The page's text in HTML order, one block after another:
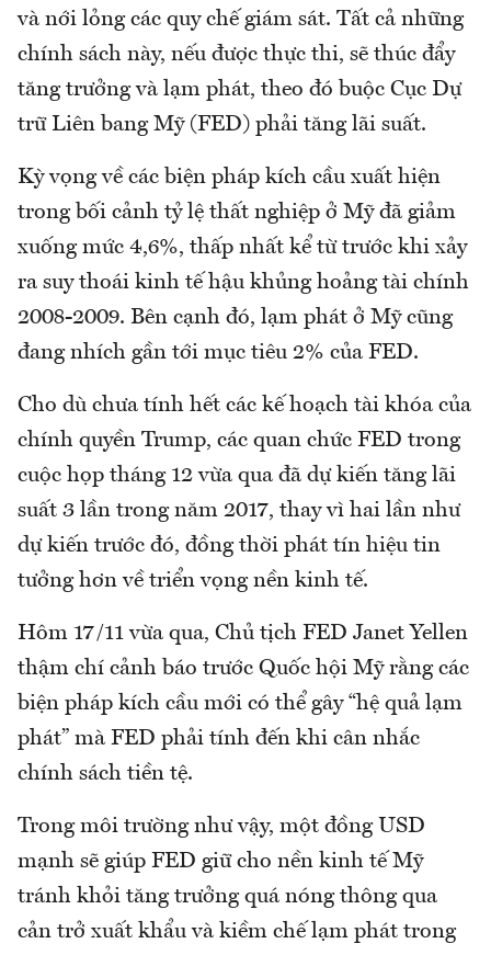
và nới lỏng các quy chế giám sát. Tất cả những
chính sách này, nếu được thực thi, sẽ thúc đẩy
tăng trưởng và lạm phát, theo đó buộc Cục Dự
trữ Liên bang Mỹ (FED) phải tăng lãi suất.
Kỳ vọng về các biện pháp kích cầu xuất hiện
trong bối cảnh tỷ lệ thất nghiệp ở Mỹ đã giảm
xuống mức 4,6%, thấp nhất kể từ trước khi xảy
ra suy thoái kinh tế hậu khủng hoảng tài chính
2008-2009. Bên cạnh đó, lạm phát ở Mỹ cũng
đang nhích gần tới mục tiêu 2% của FED.
Cho dù chưa tính hết các kế hoạch tài khóa của
chính quyền Trump, các quan chức FED trong
cuộc họp tháng 12 vừa qua đã dự kiến tăng lãi
suất 3 lần trong năm 2017, thay vì hai lần như
dự kiến trước đó, đồng thời phát tín hiệu tin
tưởng hơn về triển vọng nền kinh tế.
Hôm 17/11 vừa qua, Chủ tịch FED Janet Yellen
thậm chí cảnh báo trước Quốc hội Mỹ rằng các
biện pháp kích cầu mới có thể gây “hệ quả lạm
phát” mà FED phải tính đến khi cân nhắc
chính sách tiền tệ.
Trong môi trường như vậy, một đồng USD
mạnh sẽ giúp FED giữ cho nền kinh tế Mỹ
tránh khỏi tăng trưởng quá nóng thông qua
cản trở xuất khẩu và kiềm chế lạm phát trong